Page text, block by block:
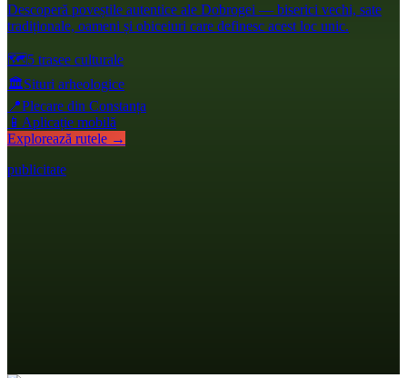
Descoperă poveștile autentice ale Dobrogei — biserici vechi, sate
tradiționale, oameni și obiceiuri care definesc acest loc unic.
🗺️5 trasee culturale
🏛️Situri arheologice
📍Plecare din Constanța
📱 Aplicație mobilă
Explorează rutele →
publicitate